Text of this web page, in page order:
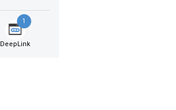
1
DeepLink